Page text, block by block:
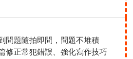
問題隨拍即問，問題不堆積
修正常犯錯誤、強化寫作技巧